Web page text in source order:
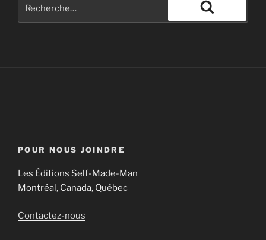
POUR NOUS JOINDRE
Les Éditions Self-Made-Man
Montréal, Canada, Québec
Contactez-nous